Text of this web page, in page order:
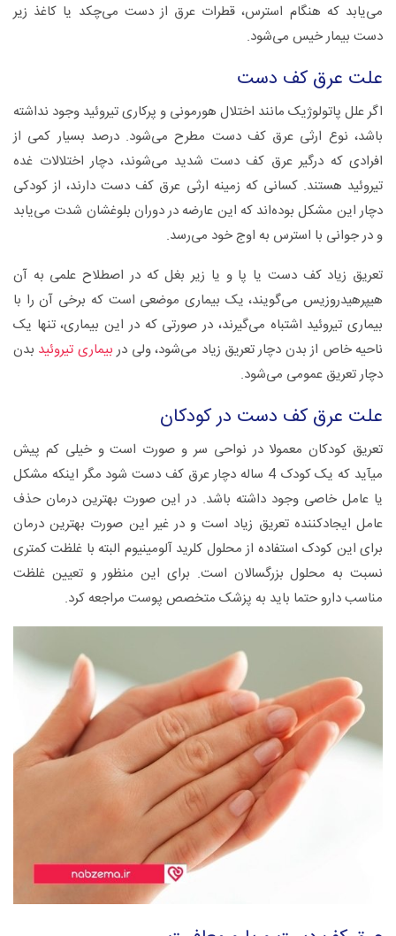
می‌یابد که هنگام استرس، قطرات عرق از دست می‌چکد یا کاغذ زیر
دست بیمار خیس می‌شود.
علت عرق کف دست
اگر علل پاتولوژیک مانند اختلال هورمونی و پرکاری تیروئید وجود نداشته
باشد، نوع ارثی عرق کف دست مطرح می‌شود. درصد بسیار کمی از
افرادی که درگیر عرق کف دست شدید می‌شوند، دچار اختلالات غده
تیروئید هستند. کسانی که زمینه ارثی عرق کف دست دارند، از کودکی
دچار این مشکل بوده‌اند که این عارضه در دوران بلوغشان شدت می‌یابد
و در جوانی با استرس به اوج خود می‌رسد.
تعریق زیاد کف دست یا پا و یا زیر بغل که در اصطلاح علمی به آن
هیپرهیدروزیس می‌گویند، یک بیماری موضعی است که برخی آن را با
بیماری تیروئید اشتباه می‌گیرند، در صورتی که در این بیماری، تنها یک
ناحیه خاص از بدن دچار تعریق زیاد می‌شود، ولی دربیماری تیروئید بدن
دچار تعریق عمومی می‌شود.
علت عرق کف دست در کودکان
تعریق کودکان معمولا در نواحی سر و صورت است و خیلی کم پیش
می‏آید که یک کودک 4 ساله دچار عرق کف دست شود مگر اینکه مشکل
یا عامل خاصی وجود داشته باشد. در این صورت بهترین درمان حذف
عامل ایجادکننده تعریق زیاد است و در غیر این صورت بهترین درمان
برای این کودک استفاده از محلول کلرید آلومینیوم البته با غلظت کمتری
نسبت به محلول بزرگسالان است. برای این منظور و تعیین غلظت
مناسب دارو حتما باید به پزشک متخصص پوست مراجعه کرد.